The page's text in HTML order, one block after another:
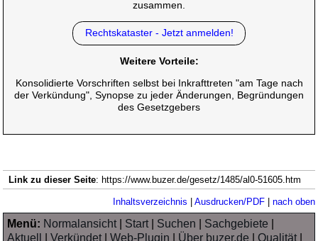
zusammen.
Rechtskataster - Jetzt anmelden!
Weitere Vorteile:
Konsolidierte Vorschriften selbst bei Inkrafttreten "am Tage nach
der Verkündung", Synopse zu jeder Änderungen, Begründungen
des Gesetzgebers
Link zu dieser Seite: https://www.buzer.de/gesetz/1485/al0-51605.htm
Inhaltsverzeichnis Ausdrucken/PDF| nach oben
Menü: Normalansicht| Start| Suchen Sachgebiete
Aktuell
|Verkündet|Web-Plugin Über buzer.de |Qualität|